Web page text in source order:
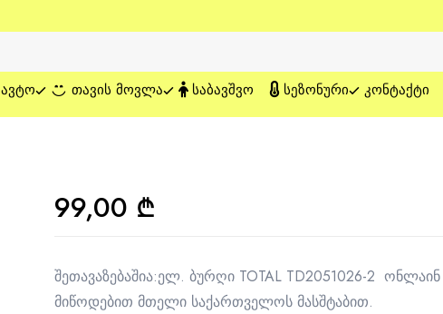
ᲐᲕᲢᲝ ᲗᲐᲕᲘᲡ ᲛᲝᲕᲚᲐ ᲡᲐᲑᲐᲕᲨᲕᲝ ᲡᲔᲖᲝᲜᲣᲠᲘ ᲙᲝᲜᲢᲐᲥᲢᲘ
99,00 ₾
შეთავაზებაშია:ელ. ბურღი TOTAL TD2051026-2
მიწოდებით მთელი საქართველოს მასშტაბით.